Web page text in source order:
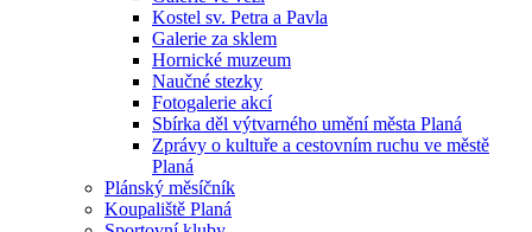
Kostel sv. Petra a Pavla
Galerie za sklem
Hornické muzeum
Naučné stezky
Fotogalerie akcí
Sbírka děl výtvarného umění města Planá
Zprávy o kultuře a cestovním ruchu ve městě
Planá
Plánský měsíčník
Koupaliště Planá